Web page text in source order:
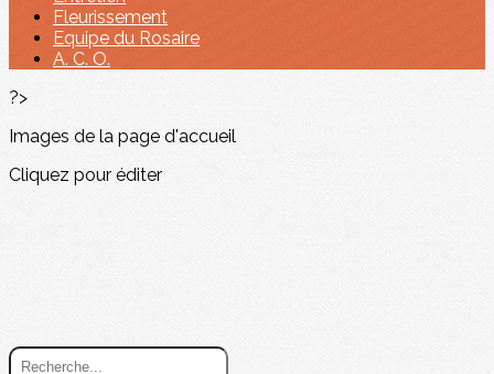
Fleurissement
Equipe du Rosaire
A. C. O.
?>
Images de la page d'accueil
Cliquez pour éditer